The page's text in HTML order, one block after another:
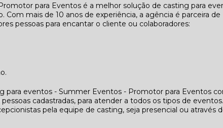
para Eventos é a melhor solução de casting para
mais de 10 anos de experiência, a agência é parceira de
pessoas para encantar o cliente ou colaboradores:
para eventos - Summer Eventos - Promotor para Eventos
cadastradas, para atender a todos os tipos de eventos.
pela equipe de casting, seja presencial ou através